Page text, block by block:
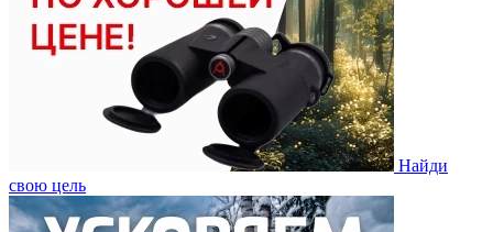
Найди
свою цель